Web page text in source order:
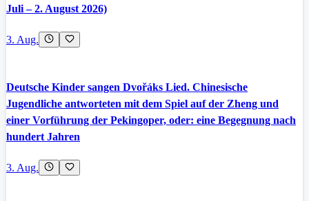
Juli – 2. August 2026)
3. Aug.
Deutsche Kinder sangen Dvořáks Lied. Chinesische
Jugendliche antworteten mit dem Spiel auf der Zheng und
einer Vorführung der Pekingoper, oder: eine Begegnung nach
hundert Jahren
3. Aug.